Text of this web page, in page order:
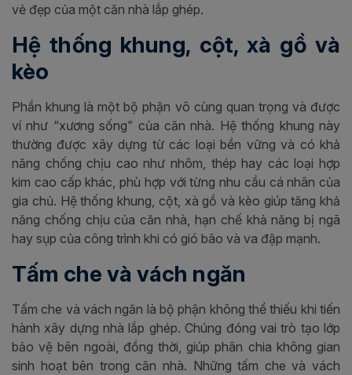
vẻ đẹp của một căn nhà lắp ghép.
Hệ thống khung, cột, xà gồ và
kèo
Phần khung là một bộ phận vô cùng quan trọng và được
ví như “xương sống” của căn nhà. Hệ thống khung này
thường được xây dựng từ các loại bền vững và có khả
năng chống chịu cao như nhôm, thép hay các loại hợp
kim cao cấp khác, phù hợp với từng nhu cầu cá nhân của
gia chủ. Hệ thống khung, cột, xà gồ và kèo giúp tăng khả
năng chống chịu của căn nhà, hạn chế khả năng bị ngã
hay sụp của công trình khi có gió bão và va đập mạnh.
Tấm che và vách ngăn
Tấm che và vách ngăn là bộ phận không thể thiếu khi tiến
hành xây dựng nhà lắp ghép. Chúng đóng vai trò tạo lớp
bảo vệ bên ngoài, đồng thời, giúp phân chia không gian
sinh hoạt bên trong căn nhà. Những tấm che và vách